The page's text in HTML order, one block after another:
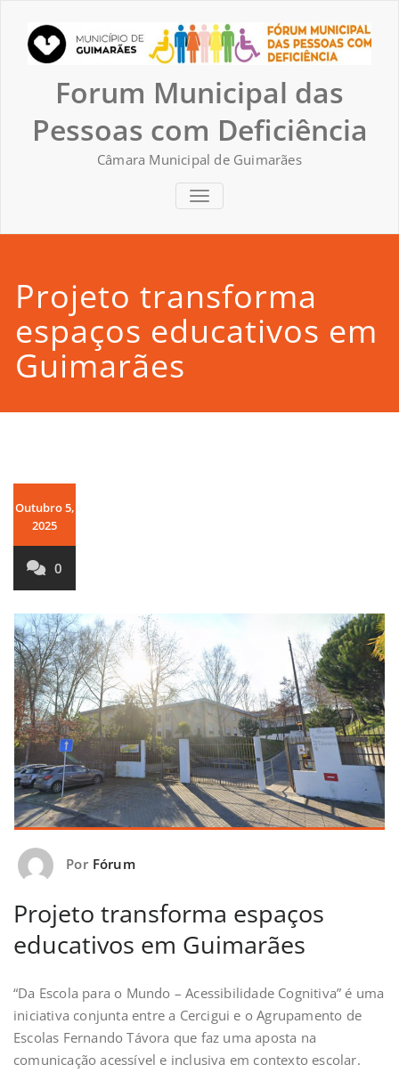
content
Forum Municipal das
Pessoas com Deficiência
Câmara Municipal de Guimarães
TOGGLE NAVIGATION
Projeto transforma
espaços educativos em
Guimarães
Outubro 5,
2025
0
Por Fórum
Projeto transforma espaços
educativos em Guimarães
“Da Escola para o Mundo – Acessibilidade Cognitiva” é uma
iniciativa conjunta entre a Cercigui e o Agrupamento de
Escolas Fernando Távora que faz uma aposta na
comunicação acessível e inclusiva em contexto escolar.